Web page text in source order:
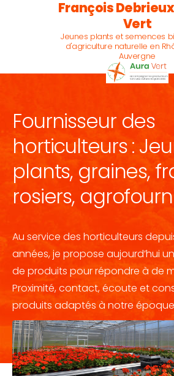
François
Vert
Jeunes plants et semences
d'agriculture naturelle en
Auvergne
Fournisseur des
horticulteurs :
plants, graines,
rosiers,
Au service des horticulteurs
années, je propose aujourd’hui
de produits pour répondre à de
Proximité, contact, écoute et
produits adaptés à notre